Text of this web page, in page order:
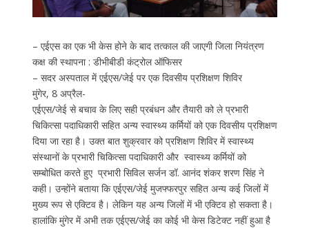
– एईएस का एक भी केस होने के बाद तत्काल की जाएगी जिला नियंत्रण
कक्ष की स्थापना : डीभीबीडी कंट्रोल ऑफिसर
– सदर अस्पताल में एईएस/जेई पर एक दिवसीय प्रशिक्षण शिविर
मुंगेर, 8 अप्रैल-
एईएस/जेई से बचाव के लिए सही प्रबंधन और तैयारी को ले प्रभारी
चिकित्सा पदाधिकारी सहित अन्य स्वास्थ्य कर्मियों को एक दिवसीय प्रशिक्षण
दिया जा रहा है। उक्त बात शुक्रवार को प्रशिक्षण शिविर में स्वास्थ्य
संस्थानों के प्रभारी चिकित्सा पदाधिकारी और स्वास्थ्य कर्मियों को
सम्बोधित करते हुए प्रभारी सिविल सर्जन डॉ. आनंद शंकर शरण सिंह ने
कही। उन्होंने बताया कि एईएस/जेई मुजफ्फरपुर सहित अन्य कई जिलों में
मुख्य रूप से एक्टिव है। लेकिन यह अन्य जिलों में भी एक्टिव हो सकता है।
हालांकि मुंगेर में अभी तक एईएस/जेई का कोई भी केस डिटेक्ट नहीं हुआ है